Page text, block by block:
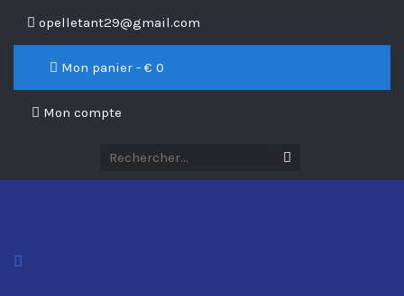
opelletant29@gmail.com
Mon panier - € 0
Mon compte